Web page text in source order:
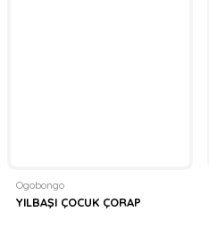
Ogobongo
YILBAŞI ÇOCUK ÇORAP